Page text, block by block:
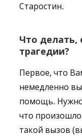
Старостин.
Что делать,
трагедии?
Первое, что
немедленно
помощь. Нужно
что
такой вызов